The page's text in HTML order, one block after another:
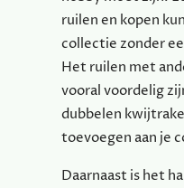
ruilen en kopen
collectie zonder
Het ruilen met
vooral voordelig
dubbelen
toevoegen aan je
Daarnaast is het